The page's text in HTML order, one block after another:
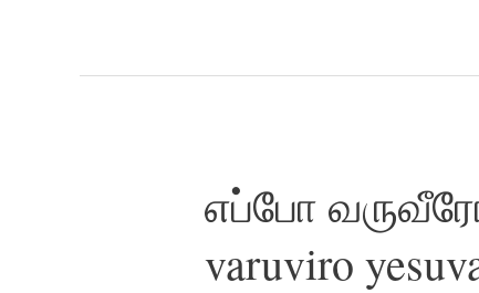
Manithan
எப்போ
varuviro